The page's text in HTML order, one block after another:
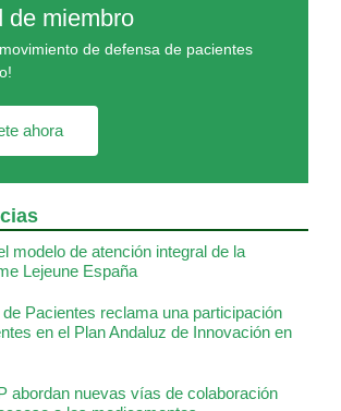
de miembro
de defensa de pacientes
ahora
modelo de atención integral de la
Lejeune España
Pacientes reclama una participación
en el Plan Andaluz de Innovación en
abordan nuevas vías de colaboración